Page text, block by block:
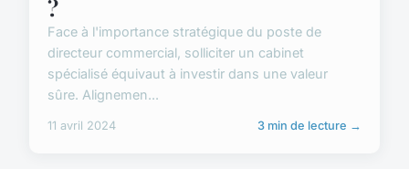
?
Face à l'importance stratégique du poste de
directeur commercial, solliciter un cabinet
spécialisé équivaut à investir dans une valeur
sûre. Alignemen...
11 avril 2024 3 min de lecture →